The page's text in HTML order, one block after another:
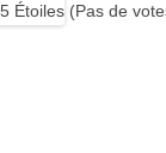
(Pas de